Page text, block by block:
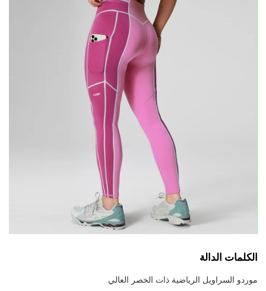
الكلمات الدالة
موردو السراويل الرياضية ذات الخصر العالي